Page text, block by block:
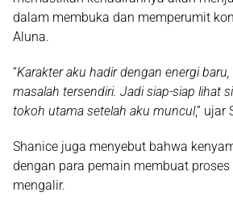
dalam membuka dan memperumit
Aluna.
“Karakter aku hadir dengan energi
masalah tersendiri. Jadi siap-siap lihat
tokoh utama setelah aku muncul,” ujar
Shanice juga menyebut bahwa
dengan para pemain membuat
mengalir.